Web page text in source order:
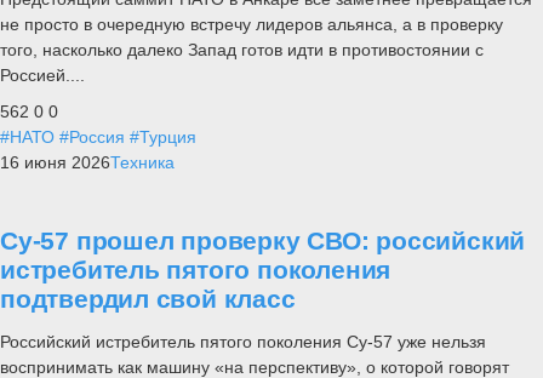
не просто в очередную встречу лидеров альянса, а в проверку
того, насколько далеко Запад готов идти в противостоянии с
Россией....
562 0 0
#НАТО #Россия #Турция
16 июня 2026Техника
Су-57 прошел проверку СВО: российский
истребитель пятого поколения
подтвердил свой класс
Российский истребитель пятого поколения Су-57 уже нельзя
воспринимать как машину «на перспективу», о которой говорят